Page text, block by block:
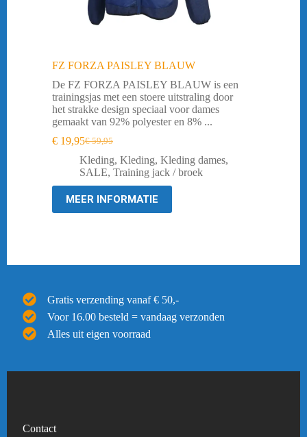
FZ FORZA PAISLEY BLAUW
De FZ FORZA PAISLEY BLAUW is een
trainingsjas met een stoere uitstraling door
het strakke design speciaal voor dames
gemaakt van 92% polyester en 8% ...
€59,95
Oorspronkelijke
prijs
was:
€ 59,95.
€ 19,95Huidige
prijs
is:
€ 19,95.
Kleding, Kleding, Kleding dames,
SALE, Training jack / broek
MEER INFORMATIE
Gratis verzending vanaf € 50,-
Voor 16.00 besteld = vandaag verzonden
Alles uit eigen voorraad
Contact